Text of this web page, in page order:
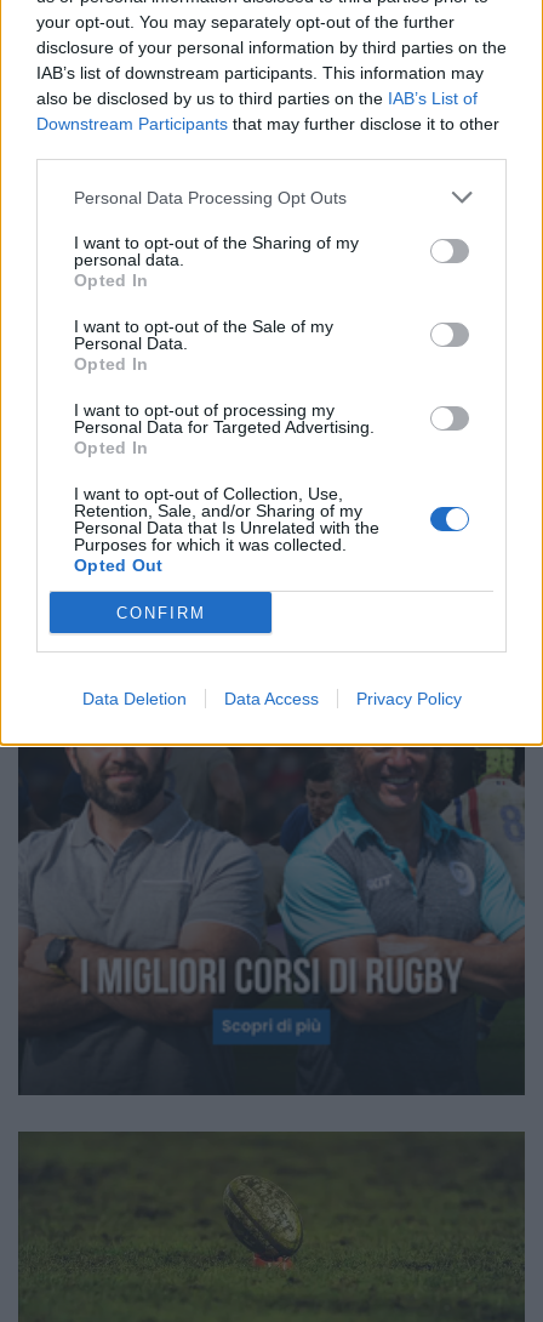
your opt-out. You may separately opt-out of the further
disclosure of your personal information by third parties on the
IAB’s list of downstream participants. This information may
also be disclosed by us to third parties on the IAB’s List of
Downstream Participants that may further disclose it to other
Personal Data Processing Opt Outs
I want to opt-out of the Sharing of my
personal data.
Opted In
I want to opt-out of the Sale of my
Personal Data.
Opted In
I want to opt-out of processing my
Personal Data for Targeted Advertising.
Opted In
I want to opt-out of Collection, Use,
Retention, Sale, and/or Sharing of my
Personal Data that Is Unrelated with the
Purposes for which it was collected.
Opted Out
CONFIRM
Data Deletion Data Access Privacy Policy
SERIE C
Serie C1: la presentazione dei Gironi C
e D
16.10.2019 15:55
← 1 7